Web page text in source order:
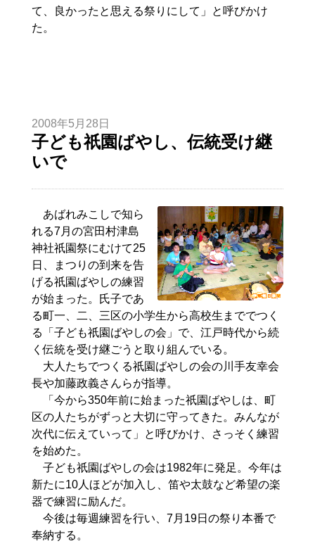
て、良かったと思える祭りにして」と呼びかけ
た。
2008年5月28日
子ども祇園ばやし、伝統受け継
いで
あばれみこしで知ら
れる7月の宮田村津島
神社祇園祭にむけて25
日、まつりの到来を告
げる祇園ばやしの練習
が始まった。氏子であ
る町一、二、三区の小学生から高校生まででつく
る「子ども祇園ばやしの会」で、江戸時代から続
く伝統を受け継ごうと取り組んでいる。
大人たちでつくる祇園ばやしの会の川手友幸会
長や加藤政義さんらが指導。
「今から350年前に始まった祇園ばやしは、町
区の人たちがずっと大切に守ってきた。みんなが
次代に伝えていって」と呼びかけ、さっそく練習
を始めた。
子ども祇園ばやしの会は1982年に発足。今年は
新たに10人ほどが加入し、笛や太鼓など希望の楽
器で練習に励んだ。
今後は毎週練習を行い、7月19日の祭り本番で
奉納する。